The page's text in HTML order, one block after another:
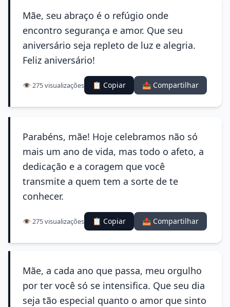
Mãe, seu abraço é o refúgio onde
encontro segurança e amor. Que seu
aniversário seja repleto de luz e alegria.
Feliz aniversário!
👁️ 275 visualizações 📋 Copiar 📤 Compartilhar
Parabéns, mãe! Hoje celebramos não só
mais um ano de vida, mas todo o afeto, a
dedicação e a coragem que você
transmite a quem tem a sorte de te
conhecer.
👁️ 275 visualizações 📋 Copiar 📤 Compartilhar
Mãe, a cada ano que passa, meu orgulho
por ter você só se intensifica. Que seu dia
seja tão especial quanto o amor que sinto